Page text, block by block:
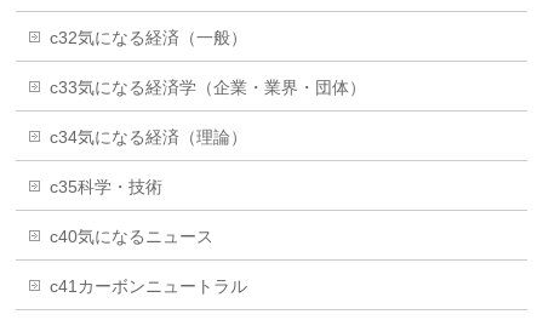
c32気になる経済（一般）
c33気になる経済学（企業・業界・団体）
c34気になる経済（理論）
c35科学・技術
c40気になるニュース
c41カーボンニュートラル